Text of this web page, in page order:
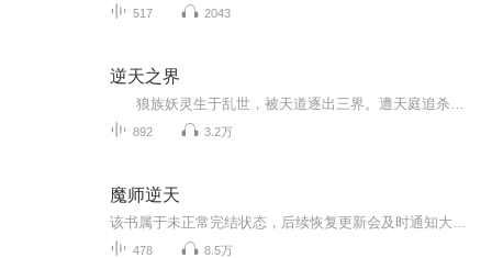
517 2043
逆天之界
892 3.2万
魔师逆天
478 8.5万